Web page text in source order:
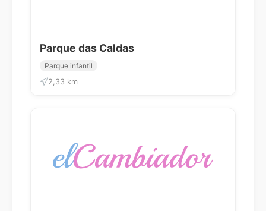
Parque das Caldas
Parque infantil
2,33 km